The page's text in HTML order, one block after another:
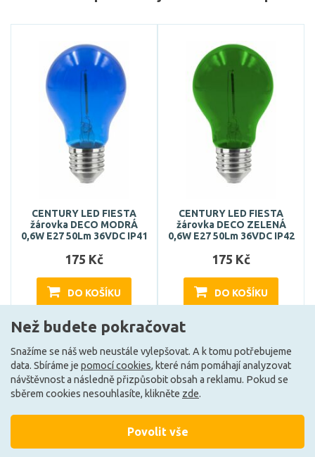
CENTURY LED FIESTA
žárovka DECO MODRÁ
0,6W E27 50Lm 36VDC IP41
175 Kč
DO KOŠÍKU
Může být u Vás 18. 9.
CENTURY LED FIESTA
žárovka DECO ZELENÁ
0,6W E27 50Lm 36VDC IP42
175 Kč
DO KOŠÍKU
Může být u Vás 18. 9.
Než budete pokračovat
Snažíme se náš web neustále vylepšovat. A k tomu potřebujeme
data. Sbíráme je pomocí cookies, které nám pomáhají analyzovat
návštěvnost a následně přizpůsobit obsah a reklamu. Pokud se
sběrem cookies nesouhlasíte, klikněte zde.
Povolit vše